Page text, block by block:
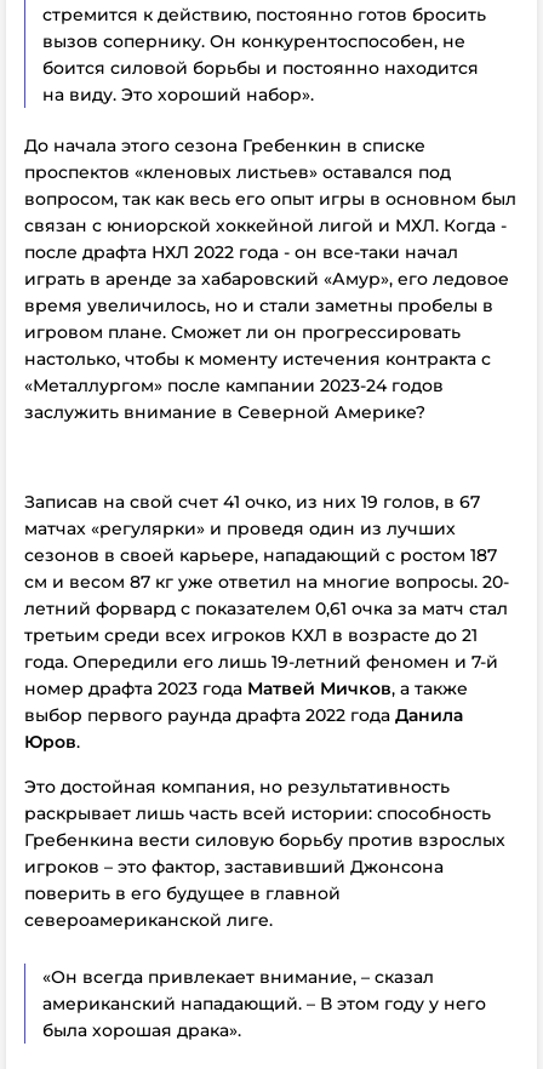
стремится к действию, постоянно готов бросить
вызов сопернику. Он конкурентоспособен, не
боится силовой борьбы и постоянно находится
на виду. Это хороший набор».
До начала этого сезона Гребенкин в списке
проспектов «кленовых листьев» оставался под
вопросом, так как весь его опыт игры в основном был
связан с юниорской хоккейной лигой и МХЛ. Когда -
после драфта НХЛ 2022 года - он все-таки начал
играть в аренде за хабаровский «Амур», его ледовое
время увеличилось, но и стали заметны пробелы в
игровом плане. Сможет ли он прогрессировать
настолько, чтобы к моменту истечения контракта с
«Металлургом» после кампании 2023-24 годов
заслужить внимание в Северной Америке?
Записав на свой счет 41 очко, из них 19 голов, в 67
матчах «регулярки» и проведя один из лучших
сезонов в своей карьере, нападающий с ростом 187
см и весом 87 кг уже ответил на многие вопросы. 20-
летний форвард с показателем 0,61 очка за матч стал
третьим среди всех игроков КХЛ в возрасте до 21
года. Опередили его лишь 19-летний феномен и 7-й
номер драфта 2023 года Матвей Мичков, а также
выбор первого раунда драфта 2022 года Данила
Юров.
Это достойная компания, но результативность
раскрывает лишь часть всей истории: способность
Гребенкина вести силовую борьбу против взрослых
игроков – это фактор, заставивший Джонсона
поверить в его будущее в главной
североамериканской лиге.
«Он всегда привлекает внимание, – сказал
американский нападающий. – В этом году у него
была хорошая драка».